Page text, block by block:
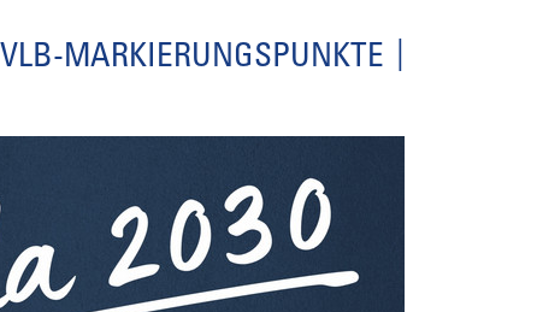
VLB-MARKIERUNGSPUNKTE